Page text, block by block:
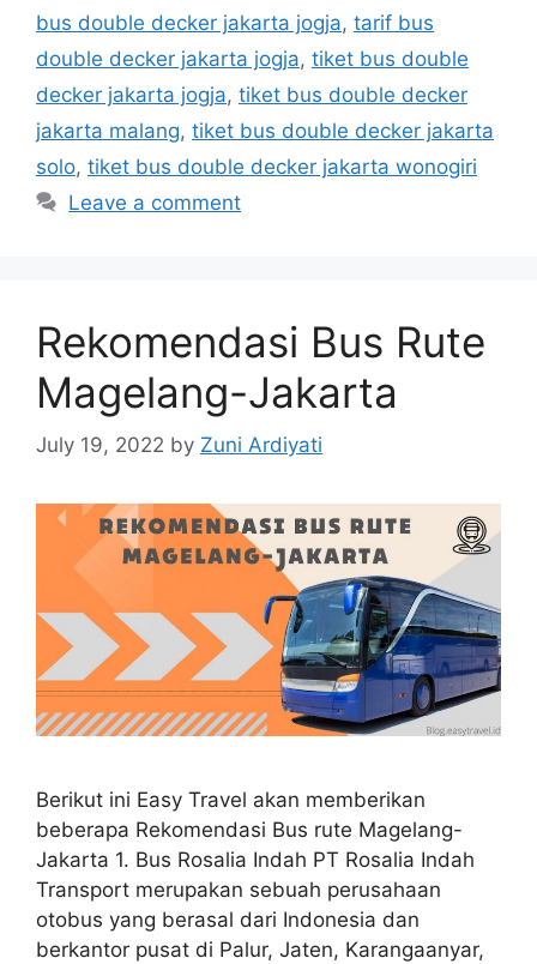
bus double decker jakarta jogja, tarif bus
double decker jakarta jogja, tiket bus double
decker jakarta jogja, tiket bus double decker
jakarta malang, tiket bus double decker jakarta
solo, tiket bus double decker jakarta wonogiri
Leave a comment
Rekomendasi Bus Rute
Magelang-Jakarta
July 19, 2022 by Zuni Ardiyati
Berikut ini Easy Travel akan memberikan
beberapa Rekomendasi Bus rute Magelang-
Jakarta 1. Bus Rosalia Indah PT Rosalia Indah
Transport merupakan sebuah perusahaan
otobus yang berasal dari Indonesia dan
berkantor pusat di Palur, Jaten, Karangaanyar,